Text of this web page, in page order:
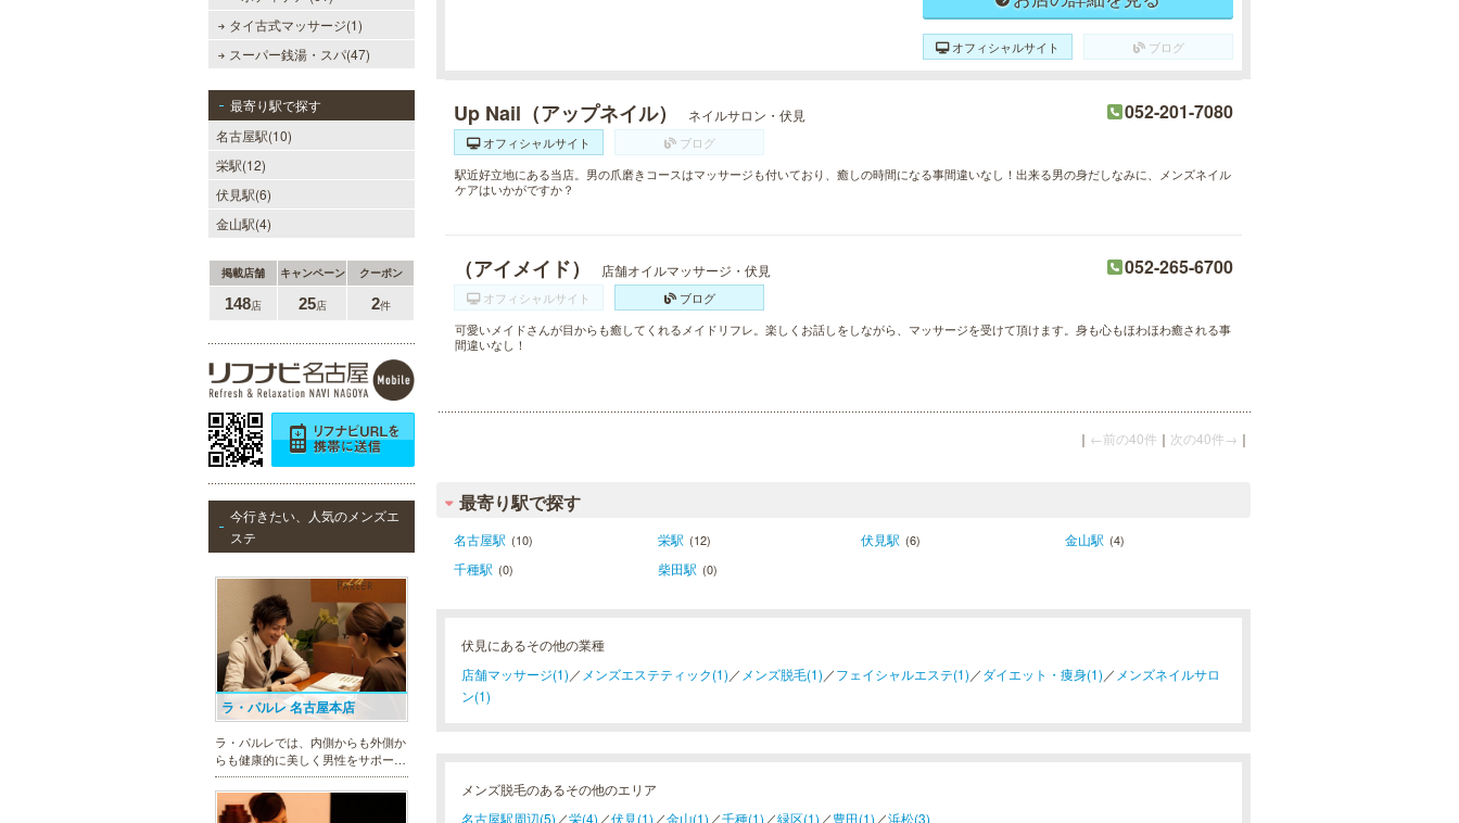
タイ古式マッサージ(1)
スーパー銭湯・スパ(47)
最寄り駅で探す
名古屋駅(10)
栄駅(12)
伏見駅(6)
金山駅(4)
掲載店舗 キャンペーン クーポン
148店 25店 2件
今行きたい、人気のメンズエ
ステ
ラ・パルレ 名古屋本店
ラ・パルレでは、内側からも外側か
らも健康的に美しく男性をサポー
ト。脱メタボリックやダイエット、
マッチョコースやにきび内外コー
ス、アロマトリートメント等多彩な
オフィシャルサイト ブログ
Up Nail（アップネイル） ネイルサロン・伏見 052-201-7080
オフィシャルサイト
ブログ
駅近好立地にある当店。男の爪磨きコースはマッサージも付いており、癒しの時間になる事間違いなし！出来る男の身だしなみに、メンズネイル
ケアはいかがですか？
（アイメイド） 店舗オイルマッサージ・伏見 052-265-6700
オフィシャルサイト
ブログ
可愛いメイドさんが目からも癒してくれるメイドリフレ。楽しくお話しをしながら、マッサージを受けて頂けます。身も心もほわほわ癒される事
間違いなし！
｜ ←前の40件 ｜ 次の40件→ ｜
最寄り駅で探す
名古屋駅 (10) 栄駅 (12) 伏見駅 (6) 金山駅 (4)
千種駅 (0) 柴田駅 (0)
伏見にあるその他の業種
店舗マッサージ(1) ／ メンズエステティック(1) ／ メンズ脱毛(1) ／フェイシャルエステ(1) ／ダイエット・痩身(1) ／ メンズネイルサロ
ン(1)
メンズ脱毛のあるその他のエリア
名古屋駅周辺(5) ／栄(4) ／伏見(1) ／金山(1) ／千種(1) ／緑区(1) ／豊田(1) ／浜松(3)